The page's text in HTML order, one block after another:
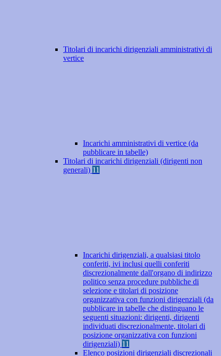
Titolari di incarichi dirigenziali amministrativi di
vertice
Incarichi amministrativi di vertice (da
pubblicare in tabelle)
Titolari di incarichi dirigenziali (dirigenti non
generali) 11
Incarichi dirigenziali, a qualsiasi titolo
conferiti, ivi inclusi quelli conferiti
discrezionalmente dall'organo di indirizzo
politico senza procedure pubbliche di
selezione e titolari di posizione
organizzativa con funzioni dirigenziali (da
pubblicare in tabelle che distinguano le
seguenti situazioni: dirigenti, dirigenti
individuati discrezionalmente, titolari di
posizione organizzativa con funzioni
dirigenziali) 11
Elenco posizioni dirigenziali discrezionali